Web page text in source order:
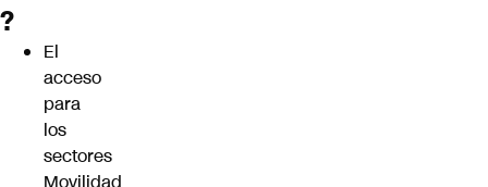
?
El
acceso
para
los
sectores